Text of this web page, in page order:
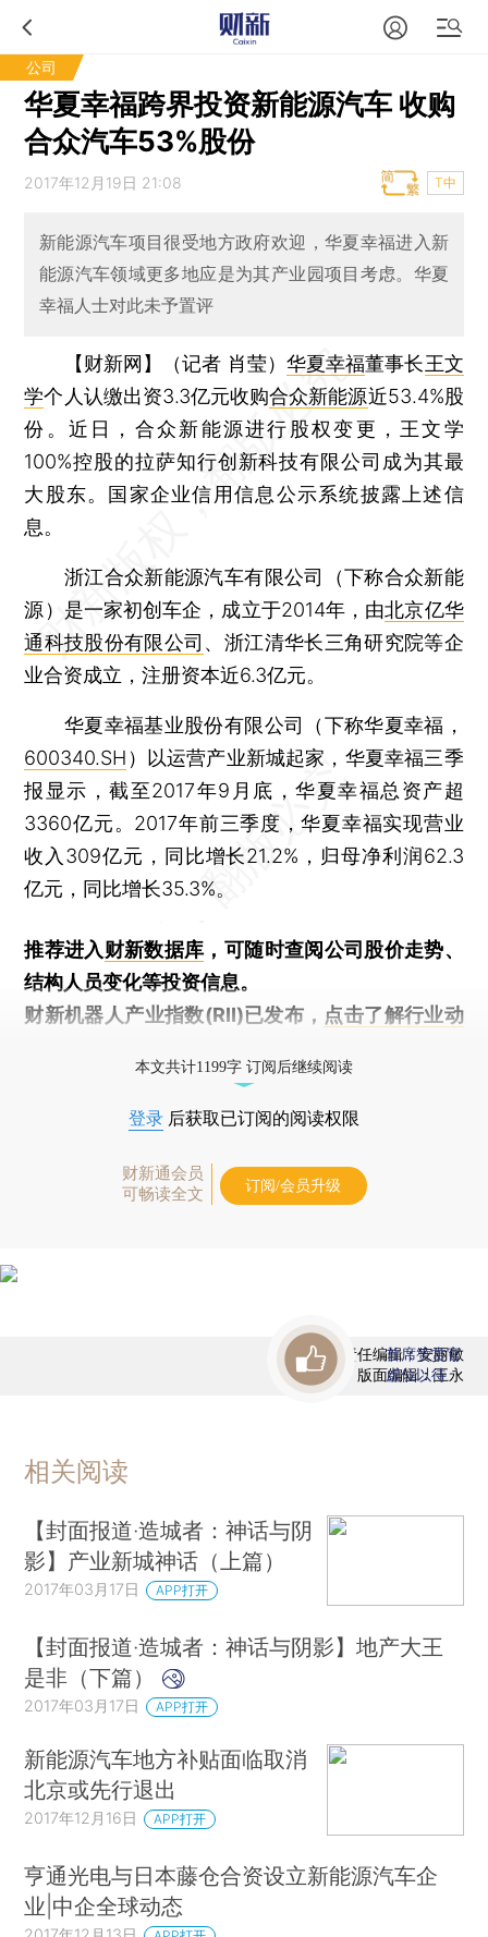
公司
华夏幸福跨界投资新能源汽车 收购
合众汽车53%股份
2017年12月19日 21:08 T中
新能源汽车项目很受地方政府欢迎，华夏幸福进入新
能源汽车领域更多地应是为其产业园项目考虑。华夏
幸福人士对此未予置评
【财新网】（记者 肖莹） 华夏幸福董事长王文
学个人认缴出资3.3亿元收购合众新能源近53.4%股
份。近日，合众新能源进行股权变更，王文学
100%控股的拉萨知行创新科技有限公司成为其最
大股东。国家企业信用信息公示系统披露上述信
息。
浙江合众新能源汽车有限公司（下称合众新能
源）是一家初创车企，成立于2014年，由北京亿华
通科技股份有限公司 、浙江清华长三角研究院等企
业合资成立，注册资本近6.3亿元。
华夏幸福基业股份有限公司（下称华夏幸福，
600340.SH ）以运营产业新城起家，华夏幸福三季
报显示，截至2017年9月底，华夏幸福总资产超
3360亿元。2017年前三季度，华夏幸福实现营业
收入309亿元，同比增长21.2%，归母净利润62.3
亿元，同比增长35.3%。
推荐进入财新数据库 ，可随时查阅公司股价走势、
结构人员变化等投资信息。
财新机器人产业指数(RII)已发布， 点击了解行业动
本文共计1199字 订阅后继续阅读
登录 后获取已订阅的阅读权限
财新通会员
可畅读全文
订阅/会员升级
责任编辑：安丽敏
版面编辑：王永
首席赞赏官
虚位以待
相关阅读
【封面报道·造城者：神话与阴
影】产业新城神话（上篇）
2017年03月17日 APP打开
【封面报道·造城者：神话与阴影】地产大王
是非（下篇）
2017年03月17日 APP打开
新能源汽车地方补贴面临取消
北京或先行退出
2017年12月16日 APP打开
亨通光电与日本藤仓合资设立新能源汽车企
业|中企全球动态